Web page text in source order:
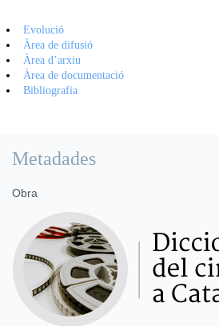
Evolució
Àrea de difusió
Àrea d’arxiu
Àrea de documentació
Bibliografia
Metadades
Obra